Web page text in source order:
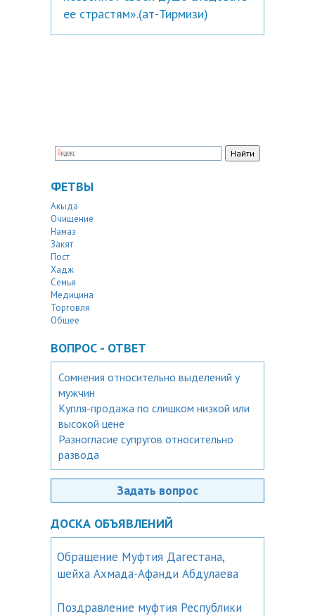
ее страстям».(ат-Тирмизи)
ФЕТВЫ
Акыда
Очищение
Намаз
Закят
Пост
Хадж
Семья
Медицина
Торговля
Общее
ВОПРОС - ОТВЕТ
Сомнения относительно выделений у
мужчин
Купля-продажа по слишком низкой или
высокой цене
Разногласие супругов относительно
развода
Задать вопрос
ДОСКА ОБЪЯВЛЕНИЙ
Обращение Муфтия Дагестана,
шейха Ахмада-Афанди Абдулаева
Поздравление муфтия Республики